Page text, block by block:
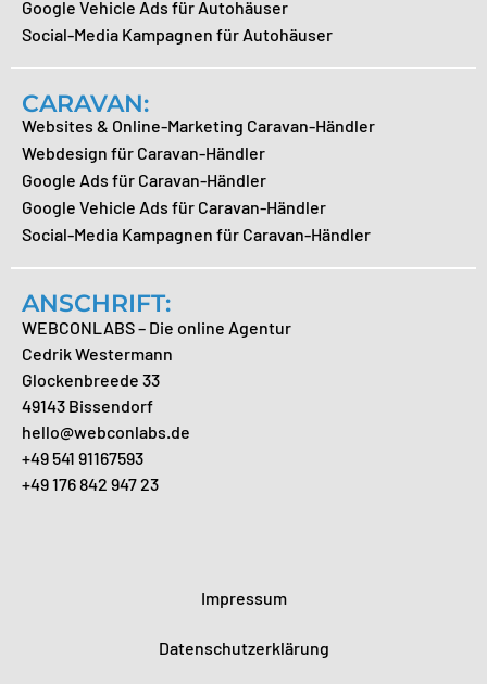
Google Vehicle Ads für Autohäuser
Social-Media Kampagnen für Autohäuser
CARAVAN:
Websites & Online-Marketing Caravan-Händler
Webdesign für Caravan-Händler
Google Ads für Caravan-Händler
Google Vehicle Ads für Caravan-Händler
Social-Media Kampagnen für Caravan-Händler
ANSCHRIFT:
WEBCONLABS – Die online Agentur
Cedrik Westermann
Glockenbreede 33
49143 Bissendorf
hello@webconlabs.de
+49 541 91167593
+49 176 842 947 23
Impressum
Datenschutzerklärung